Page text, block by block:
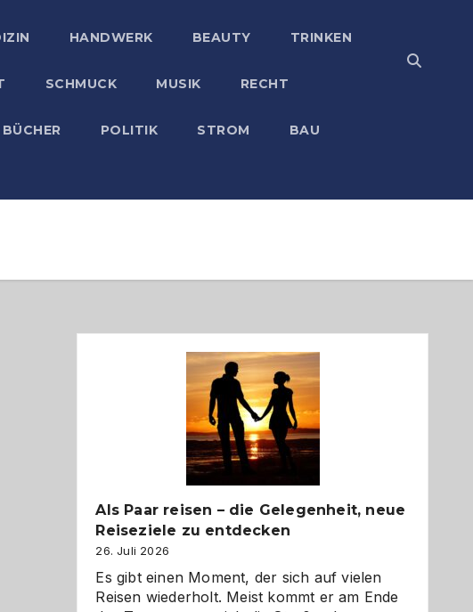
HANDWERK BEAUTY TRINKEN
SCHMUCK MUSIK RECHT
BÜCHER POLITIK STROM BAU
Als Paar reisen – die Gelegenheit, neue
Reiseziele zu entdecken
26. Juli 2026
Es gibt einen Moment, der sich auf vielen
Reisen wiederholt. Meist kommt er am Ende